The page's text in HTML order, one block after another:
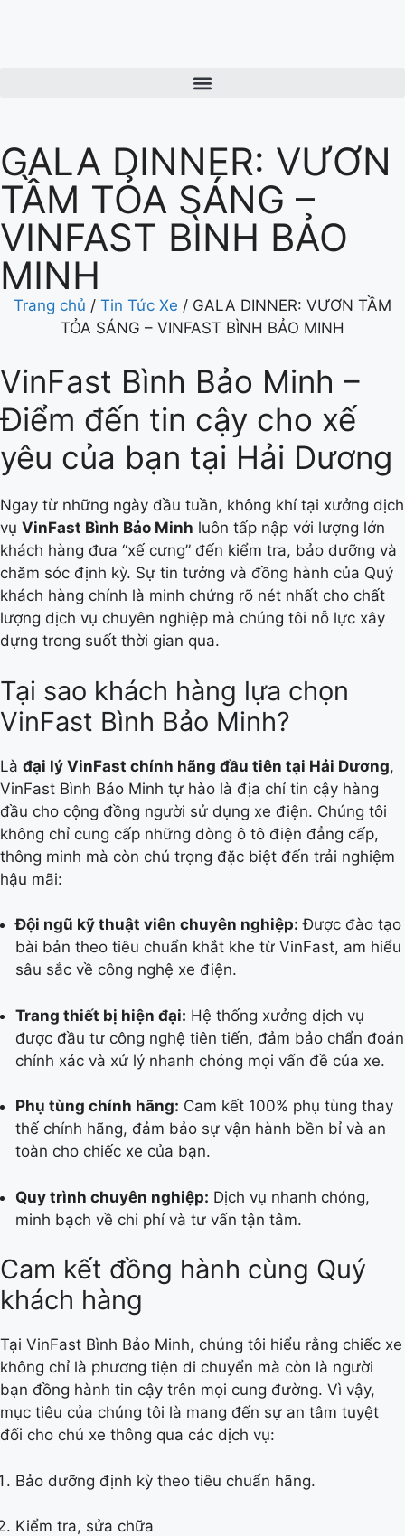
GALA DINNER: VƯƠN
TẦM TỎA SÁNG –
VINFAST BÌNH BẢO
MINH
Trang chủ / Tin Tức Xe / GALA DINNER: VƯƠN TẦM
TỎA SÁNG – VINFAST BÌNH BẢO MINH
VinFast Bình Bảo Minh –
Điểm đến tin cậy cho xế
yêu của bạn tại Hải Dương
Ngay từ những ngày đầu tuần, không khí tại xưởng dịch
vụ VinFast Bình Bảo Minh luôn tấp nập với lượng lớn
khách hàng đưa “xế cưng” đến kiểm tra, bảo dưỡng và
chăm sóc định kỳ. Sự tin tưởng và đồng hành của Quý
khách hàng chính là minh chứng rõ nét nhất cho chất
lượng dịch vụ chuyên nghiệp mà chúng tôi nỗ lực xây
dựng trong suốt thời gian qua.
Tại sao khách hàng lựa chọn
VinFast Bình Bảo Minh?
Là đại lý VinFast chính hãng đầu tiên tại Hải Dương,
VinFast Bình Bảo Minh tự hào là địa chỉ tin cậy hàng
đầu cho cộng đồng người sử dụng xe điện. Chúng tôi
không chỉ cung cấp những dòng ô tô điện đẳng cấp,
thông minh mà còn chú trọng đặc biệt đến trải nghiệm
hậu mãi:
Đội ngũ kỹ thuật viên chuyên nghiệp: Được đào tạo
bài bản theo tiêu chuẩn khắt khe từ VinFast, am hiểu
sâu sắc về công nghệ xe điện.
Trang thiết bị hiện đại: Hệ thống xưởng dịch vụ
được đầu tư công nghệ tiên tiến, đảm bảo chẩn đoán
chính xác và xử lý nhanh chóng mọi vấn đề của xe.
Phụ tùng chính hãng: Cam kết 100% phụ tùng thay
thế chính hãng, đảm bảo sự vận hành bền bỉ và an
toàn cho chiếc xe của bạn.
Quy trình chuyên nghiệp: Dịch vụ nhanh chóng,
minh bạch về chi phí và tư vấn tận tâm.
Cam kết đồng hành cùng Quý
khách hàng
Tại VinFast Bình Bảo Minh, chúng tôi hiểu rằng chiếc xe
không chỉ là phương tiện di chuyển mà còn là người
bạn đồng hành tin cậy trên mọi cung đường. Vì vậy,
mục tiêu của chúng tôi là mang đến sự an tâm tuyệt
đối cho chủ xe thông qua các dịch vụ:
Bảo dưỡng định kỳ theo tiêu chuẩn hãng.
Kiểm tra, sửa chữa